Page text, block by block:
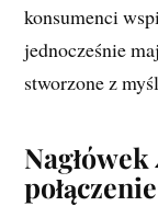
konsumenci
jednocześnie
stworzone z